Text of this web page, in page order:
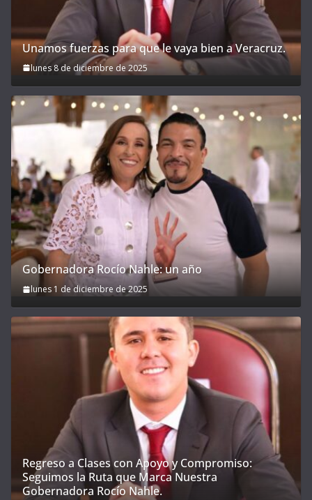
Unamos fuerzas para que le vaya bien a Veracruz.
lunes 8 de diciembre de 2025
Gobernadora Rocío Nahle: un año
lunes 1 de diciembre de 2025
Regreso a Clases con Apoyo y Compromiso:
Seguimos la Ruta que Marca Nuestra
Gobernadora Rocío Nahle.